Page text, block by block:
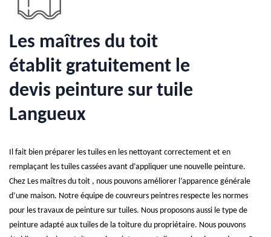
Les maîtres du toit
établit gratuitement le
devis peinture sur tuile
Langueux
Il fait bien préparer les tuiles en les nettoyant correctement et en
remplaçant les tuiles cassées avant d’appliquer une nouvelle peinture.
Chez Les maîtres du toit , nous pouvons améliorer l’apparence générale
d’une maison. Notre équipe de couvreurs peintres respecte les normes
pour les travaux de peinture sur tuiles. Nous proposons aussi le type de
peinture adapté aux tuiles de la toiture du propriétaire. Nous pouvons